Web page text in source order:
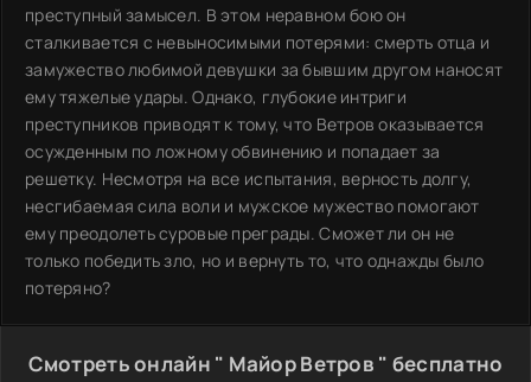
преступный замысел. В этом неравном бою он
сталкивается с невыносимыми потерями: смерть отца и
замужество любимой девушки за бывшим другом наносят
ему тяжелые удары. Однако, глубокие интриги
преступников приводят к тому, что Ветров оказывается
осужденным по ложному обвинению и попадает за
решетку. Несмотря на все испытания, верность долгу,
несгибаемая сила воли и мужское мужество помогают
ему преодолеть суровые преграды. Сможет ли он не
только победить зло, но и вернуть то, что однажды было
потеряно?
Смотреть онлайн " Майор Ветров " бесплатно